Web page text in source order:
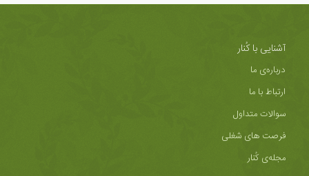
آشنایی با کُنار
درباره‌ی ما
ارتباط با ما
سوالات متداول
فرصت های شغلی
مجله‌ی کُنار